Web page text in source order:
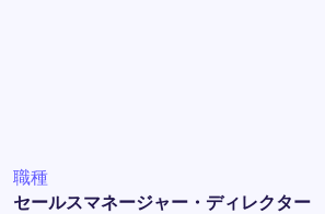
職種
セールスマネージャー・ディレクター